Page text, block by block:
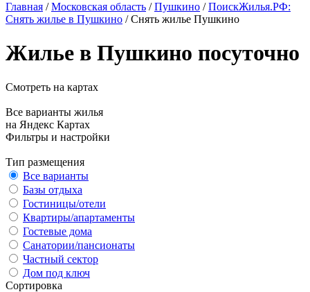
Главная /Московская область /Пушкино /ПоискЖилья.РФ:
Снять жилье в Пушкино / Снять жилье Пушкино
Жилье в Пушкино посуточно
Смотреть на картах
Все варианты жилья
на Яндекс Картах
Фильтры и настройки
Тип размещения
Все варианты
Базы отдыха
Гостиницы/отели
Квартиры/апартаменты
Гостевые дома
Санатории/пансионаты
Частный сектор
Дом под ключ
Сортировка